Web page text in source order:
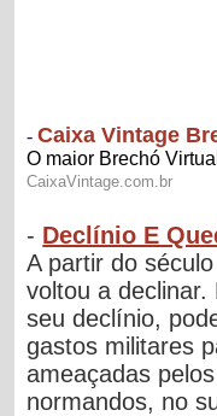
- Declínio E
A partir do
voltou a
seu declínio,
gastos militares
ameaçadas
normandos, no